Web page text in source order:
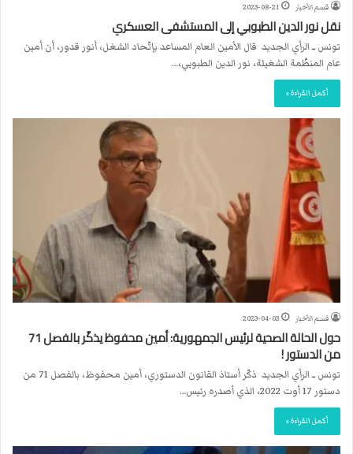
قسم الأخبار 2023-08-21
نقل نور الدين الطبوبي إلى المستشفى العسكري
تونس ــ الرأي الجديد قال الأمين العام المساعد بإتّحاد الشغل، أنور قدور، أن أمين
عام المنظّمة الشغيلة، نور الدين الطبوبي،…
أكمل القراءة »
قسم الأخبار 2023-04-03
حول الحالة الصحية لرئيس الجمهورية: أمين محفوظ يذكّر بالفصل 71
من الدستور !
تونس ــ الرأي الجديد ذكّر أستاذ القانون الدستوري، أمين محفوظ، بالفصل 71 من
دستور 17 أوت 2022، الذي أصدره رئيس…
أكمل القراءة »